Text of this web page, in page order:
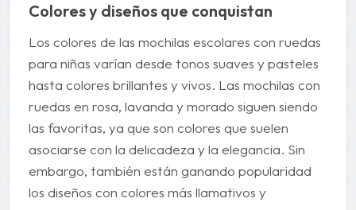
Colores y diseños que conquistan
Los colores de las mochilas escolares con ruedas
para niñas varían desde tonos suaves y pasteles
hasta colores brillantes y vivos. Las mochilas con
ruedas en rosa, lavanda y morado siguen siendo
las favoritas, ya que son colores que suelen
asociarse con la delicadeza y la elegancia. Sin
embargo, también están ganando popularidad
los diseños con colores más llamativos y